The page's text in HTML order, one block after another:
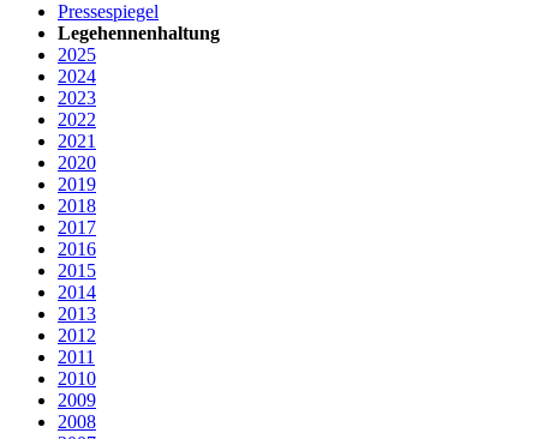
Pressespiegel
Legehennenhaltung
2025
2024
2023
2022
2021
2020
2019
2018
2017
2016
2015
2014
2013
2012
2011
2010
2009
2008